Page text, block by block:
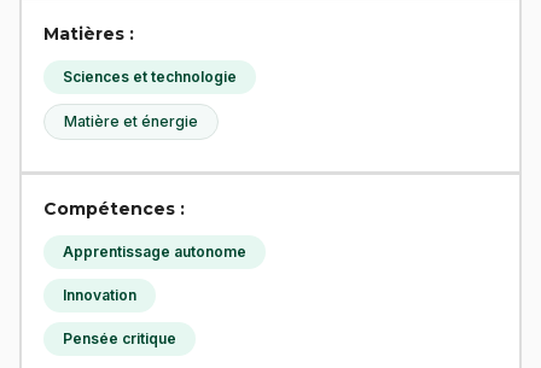
Matières :
Sciences et technologie
Matière et énergie
Compétences :
Apprentissage autonome
Innovation
Pensée critique